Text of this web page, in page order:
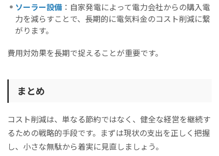
ソーラー設備 ：自家発電によって電力会社からの購入電
力を減らすことで、長期的に電気料金のコスト削減に繋
がります。
費用対効果を長期で捉えることが重要です。
まとめ
コスト削減は、単なる節約ではなく、健全な経営を継続す
るための戦略的手段です。まずは現状の支出を正しく把握
し、小さな無駄から着実に見直しましょう。